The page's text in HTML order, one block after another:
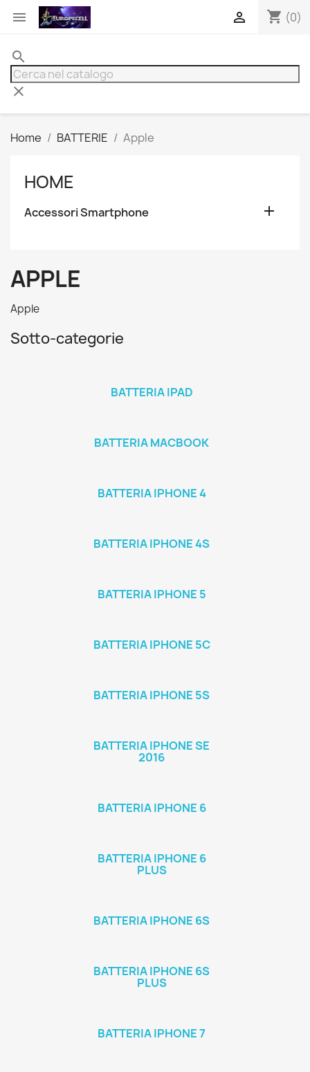
 shopping_cart (0)

search
clear
Home BATTERIE Apple
HOME
Accessori Smartphone 
APPLE
Apple
Sotto-categorie
BATTERIA IPAD
BATTERIA MACBOOK
BATTERIA IPHONE 4
BATTERIA IPHONE 4S
BATTERIA IPHONE 5
BATTERIA IPHONE 5C
BATTERIA IPHONE 5S
BATTERIA IPHONE SE
2016
BATTERIA IPHONE 6
BATTERIA IPHONE 6
PLUS
BATTERIA IPHONE 6S
BATTERIA IPHONE 6S
PLUS
BATTERIA IPHONE 7